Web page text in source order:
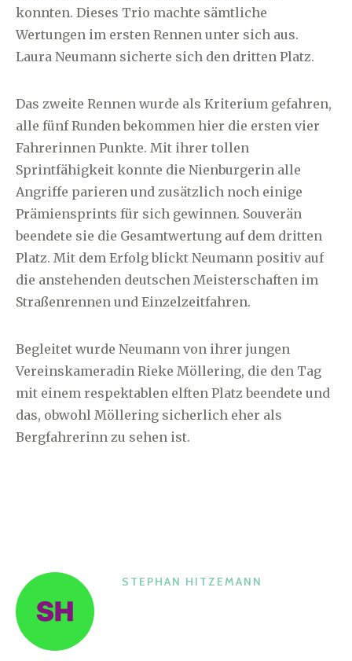
konnten. Dieses Trio machte sämtliche
Wertungen im ersten Rennen unter sich aus.
Laura Neumann sicherte sich den dritten Platz.
Das zweite Rennen wurde als Kriterium gefahren,
alle fünf Runden bekommen hier die ersten vier
Fahrerinnen Punkte. Mit ihrer tollen
Sprintfähigkeit konnte die Nienburgerin alle
Angriffe parieren und zusätzlich noch einige
Prämiensprints für sich gewinnen. Souverän
beendete sie die Gesamtwertung auf dem dritten
Platz. Mit dem Erfolg blickt Neumann positiv auf
die anstehenden deutschen Meisterschaften im
Straßenrennen und Einzelzeitfahren.
Begleitet wurde Neumann von ihrer jungen
Vereinskameradin Rieke Möllering, die den Tag
mit einem respektablen elften Platz beendete und
das, obwohl Möllering sicherlich eher als
Bergfahrerinn zu sehen ist.
STEPHAN HITZEMANN